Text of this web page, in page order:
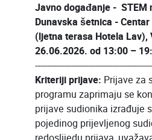
Javno događanje - STEM
Dunavska šetnica -
(ljetna terasa Hotela Lav),
26.06.2026. od 13:00 –
Kriteriji prijave: Prijave za
programu zaprimaju se
prijave sudionika izrađuje
pojedinog prijevljenog